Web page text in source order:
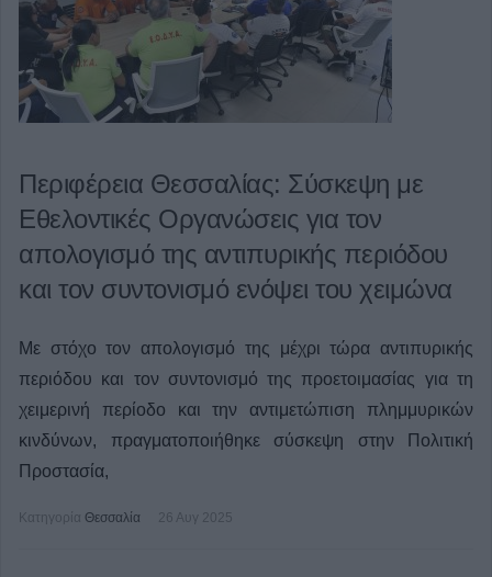
Περιφέρεια Θεσσαλίας: Σύσκεψη με
Εθελοντικές Οργανώσεις για τον
απολογισμό της αντιπυρικής περιόδου
και τον συντονισμό ενόψει του χειμώνα
Με στόχο τον απολογισμό της μέχρι τώρα αντιπυρικής
περιόδου και τον συντονισμό της προετοιμασίας για τη
χειμερινή περίοδο και την αντιμετώπιση πλημμυρικών
κινδύνων, πραγματοποιήθηκε σύσκεψη στην Πολιτική
Προστασία,
Κατηγορία Θεσσαλία 26 Αυγ 2025